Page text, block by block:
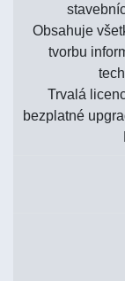
Obsahuje
tvorbu
Trvalá
bezplatné